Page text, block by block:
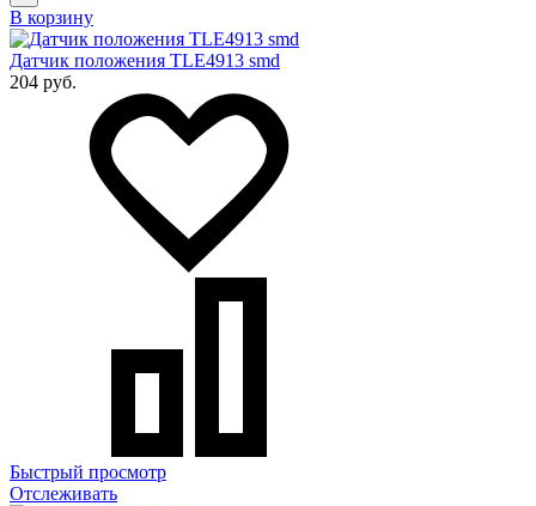
В корзину
Датчик положения TLE4913 smd
204 руб.
Быстрый просмотр
Отслеживать